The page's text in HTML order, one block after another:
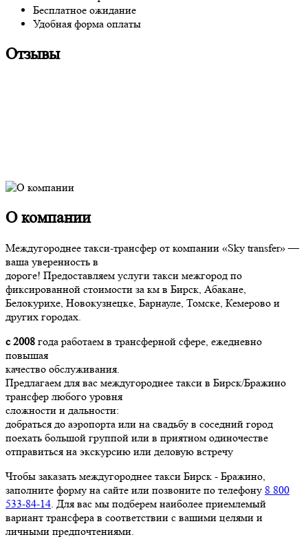
Бесплатное ожидание
Удобная форма оплаты
Отзывы
О компании
Междугороднее такси-трансфер от компании «Sky transfer» —
ваша уверенность в
дороге! Предоставляем услуги такси межгород по
фиксированной стоимости за км в Бирск, Абакане,
Белокурихе, Новокузнецке, Барнауле, Томске, Кемерово и
других городах.
с 2008 года работаем в трансферной сфере, ежедневно
повышая
качество обслуживания.
Предлагаем для вас междугороднее такси в Бирск/Бражино
трансфер любого уровня
сложности и дальности:
добраться до аэропорта или на свадьбу в соседний город
поехать большой группой или в приятном одиночестве
отправиться на экскурсию или деловую встречу
Чтобы заказать междугороднее такси Бирск - Бражино,
заполните форму на сайте или позвоните по телефону 8 800
533-84-14. Для вас мы подберем наиболее приемлемый
вариант трансфера в соответствии с вашими целями и
личными предпочтениями.